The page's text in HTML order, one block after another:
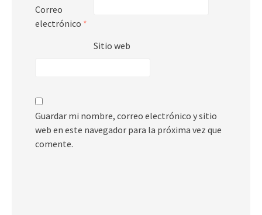
Correo
electrónico *
Sitio web
Guardar mi nombre, correo electrónico y sitio
web en este navegador para la próxima vez que
comente.